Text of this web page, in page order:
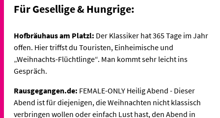
Für Gesellige & Hungrige:
Hofbräuhaus am Platzl: Der Klassiker hat 365 Tage im Jahr
offen. Hier triffst du Touristen, Einheimische und
„Weihnachts-Flüchtlinge“. Man kommt sehr leicht ins
Gespräch.
Rausgegangen.de: FEMALE-ONLY Heilig Abend - Dieser
Abend ist für diejenigen, die Weihnachten nicht klassisch
verbringen wollen oder einfach Lust hast, den Abend in